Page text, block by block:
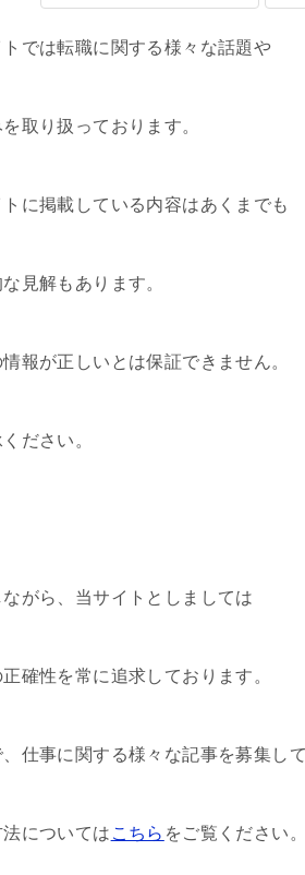
トでは転職に関する様々な話題や
取り扱っております。
トに掲載している内容はあくまでも
見解もあります。
報が正しいとは保証できません。
ださい。
ながら、当サイトとしましては
確性を常に追求しております。
、仕事に関する様々な記事を募集し
については こちら をご覧ください